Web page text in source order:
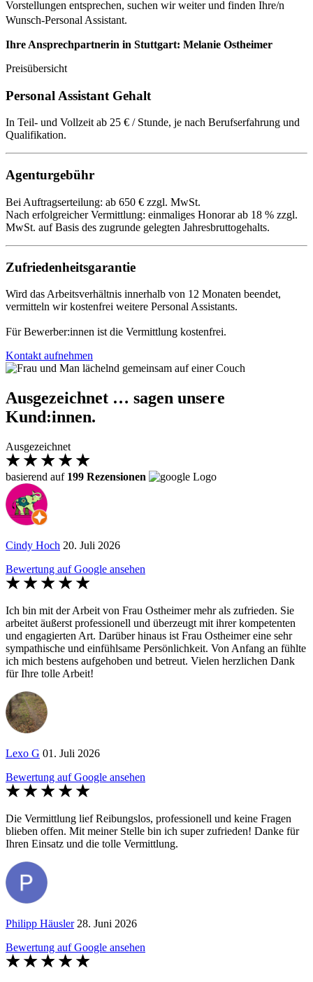
Vorstellungen entsprechen, suchen wir weiter und finden Ihre/n
Wunsch-Personal Assistant.
Ihre Ansprechpartnerin in Stuttgart: Melanie Ostheimer
Preisübersicht
Personal Assistant Gehalt
In Teil- und Vollzeit ab 25 € / Stunde, je nach Berufserfahrung und
Qualifikation.
Agenturgebühr
Bei Auftragserteilung: ab 650 € zzgl. MwSt.
Nach erfolgreicher Vermittlung: einmaliges Honorar ab 18 % zzgl.
MwSt. auf Basis des zugrunde gelegten Jahresbruttogehalts.
Zufriedenheitsgarantie
Wird das Arbeitsverhältnis innerhalb von 12 Monaten beendet,
vermitteln wir kostenfrei weitere Personal Assistants.
Für Bewerber:innen ist die Vermittlung kostenfrei.
Kontakt aufnehmen
Ausgezeichnet … sagen unsere
Kund:innen.
Ausgezeichnet
basierend auf 199 Rezensionen
Cindy Hoch 20. Juli 2026
Bewertung auf Google ansehen
Ich bin mit der Arbeit von Frau Ostheimer mehr als zufrieden. Sie
arbeitet äußerst professionell und überzeugt mit ihrer kompetenten
und engagierten Art. Darüber hinaus ist Frau Ostheimer eine sehr
sympathische und einfühlsame Persönlichkeit. Von Anfang an fühlte
ich mich bestens aufgehoben und betreut. Vielen herzlichen Dank
für Ihre tolle Arbeit!
Lexo G 01. Juli 2026
Bewertung auf Google ansehen
Die Vermittlung lief Reibungslos, professionell und keine Fragen
blieben offen. Mit meiner Stelle bin ich super zufrieden! Danke für
Ihren Einsatz und die tolle Vermittlung.
Philipp Häusler 28. Juni 2026
Bewertung auf Google ansehen